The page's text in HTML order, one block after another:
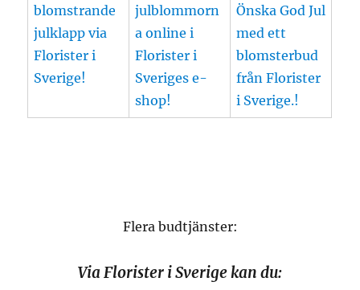
Flera budtjänster:
Via Florister i Sverige kan du: